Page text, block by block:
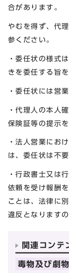
合があります。
やむを得ず、代
参ください。
・委任状の様式
きを委任する旨
・委任状には営
・代理人の本人
保険証等の提示
・法人営業にお
は、委任状は不
・行政書士又は
依頼を受け報酬
ことは、法律に
違反となります
関連コンテ
毒物及び劇